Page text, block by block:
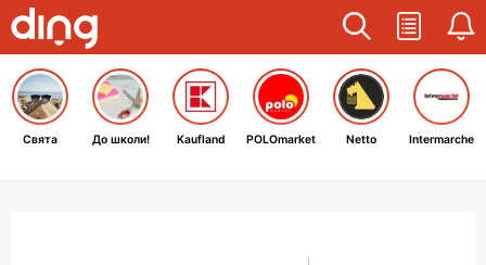
Свята До школи! Kaufland POLOmarket Netto Intermarche